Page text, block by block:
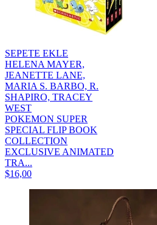
SEPETE EKLE
HELENA MAYER,
JEANETTE LANE,
MARIA S. BARBO, R.
SHAPIRO, TRACEY
WEST
POKEMON SUPER
SPECIAL FLIP BOOK
COLLECTION
EXCLUSIVE ANIMATED
TRA...
$16,00